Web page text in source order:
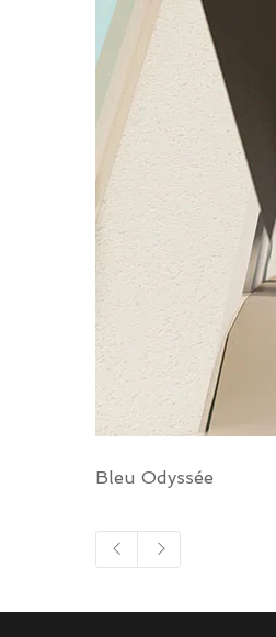
Bleu Odyssée